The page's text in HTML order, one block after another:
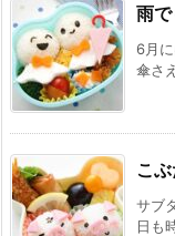
雨
6月
傘さ
こ
サブ
日も